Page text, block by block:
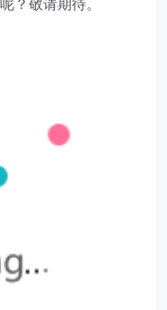
？敬请期待。